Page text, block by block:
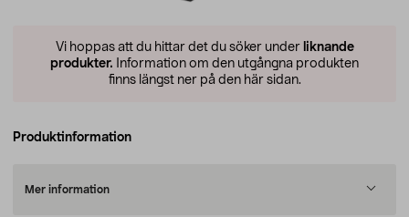
Vi hoppas att du hittar det du söker under liknande
produkter. Information om den utgångna produkten
finns längst ner på den här sidan.
Produktinformation
Mer information